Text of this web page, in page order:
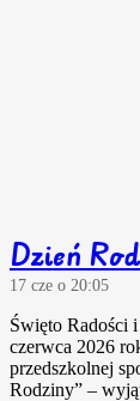
Dzień
17 cze o 20:05
Święto Radości
czerwca 2026
przedszkolnej
Rodziny” –